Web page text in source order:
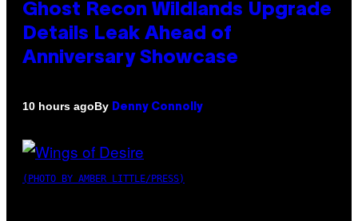
Ghost Recon Wildlands Upgrade
Details Leak Ahead of
Anniversary Showcase
10 hours agoBy Denny Connolly
(PHOTO BY AMBER LITTLE/PRESS)